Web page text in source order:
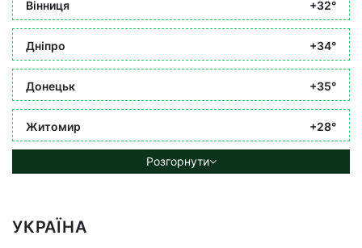
Вінниця +32°
Дніпро +34°
Донецьк +35°
Житомир +28°
Розгорнути
УКРАЇНА